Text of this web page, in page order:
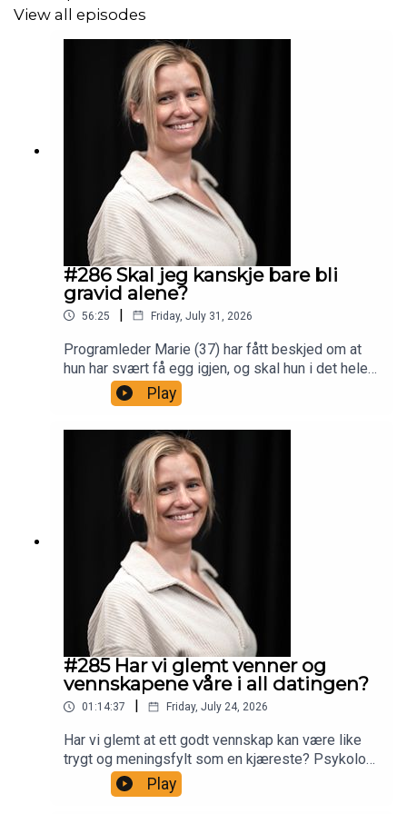
Er jeg for sent ute? Er det noen egg igjen? Burde jeg
fryse ned egg? ♥️
Dette er et betalt samarbeid med
View all episodes
#286 Skal jeg kanskje bare bli
gravid alene?
56:25 | Friday, July 31, 2026
Programleder Marie (37) har fått beskjed om at
hun har svært få egg igjen, og skal hun i det hele
tatt bli gravid må hun starte nå. Alene! Medicus er
på tråden fra Trondheim og vi snakker om
prosessen rundt det å bli gravid alene gjennom
IVF. Dette er et betalt samarbeid med Medicus
Play
#285 Har vi glemt venner og
vennskapene våre i all datingen?
01:14:37 | Friday, July 24, 2026
Har vi glemt at ett godt vennskap kan være like
trygt og meningsfylt som en kjæreste? Psykolog
Pia eller på plass og vi snakker om at vi kanskje
glemmer at ett godt vennskap er like viktig i
Play